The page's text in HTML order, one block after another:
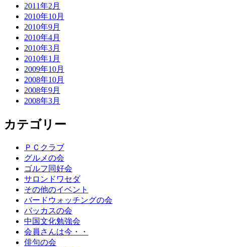
2011年2月
2010年10月
2010年9月
2010年4月
2010年3月
2010年1月
2009年10月
2008年10月
2008年9月
2008年3月
カテゴリー
ＰＣクラブ
グルメの会
ゴルフ同好会
サロンドワセダ
その他のイベント
バードウォッチングの会
バッカスの会
中国文化勉強会
会員さんは今・・
俳句の会